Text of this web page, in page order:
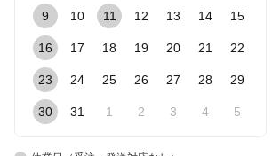
9 10 11 12 13 14 15
16 17 18 19 20 21 22
23 24 25 26 27 28 29
30 31 1 2 3 4 5